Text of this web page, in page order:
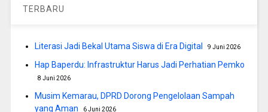
TERBARU
Literasi Jadi Bekal Utama Siswa di Era Digital 9 Juni 2026
Hap Baperdu: Infrastruktur Harus Jadi Perhatian Pemko
8 Juni 2026
Musim Kemarau, DPRD Dorong Pengelolaan Sampah
yang Aman
6 Juni 2026